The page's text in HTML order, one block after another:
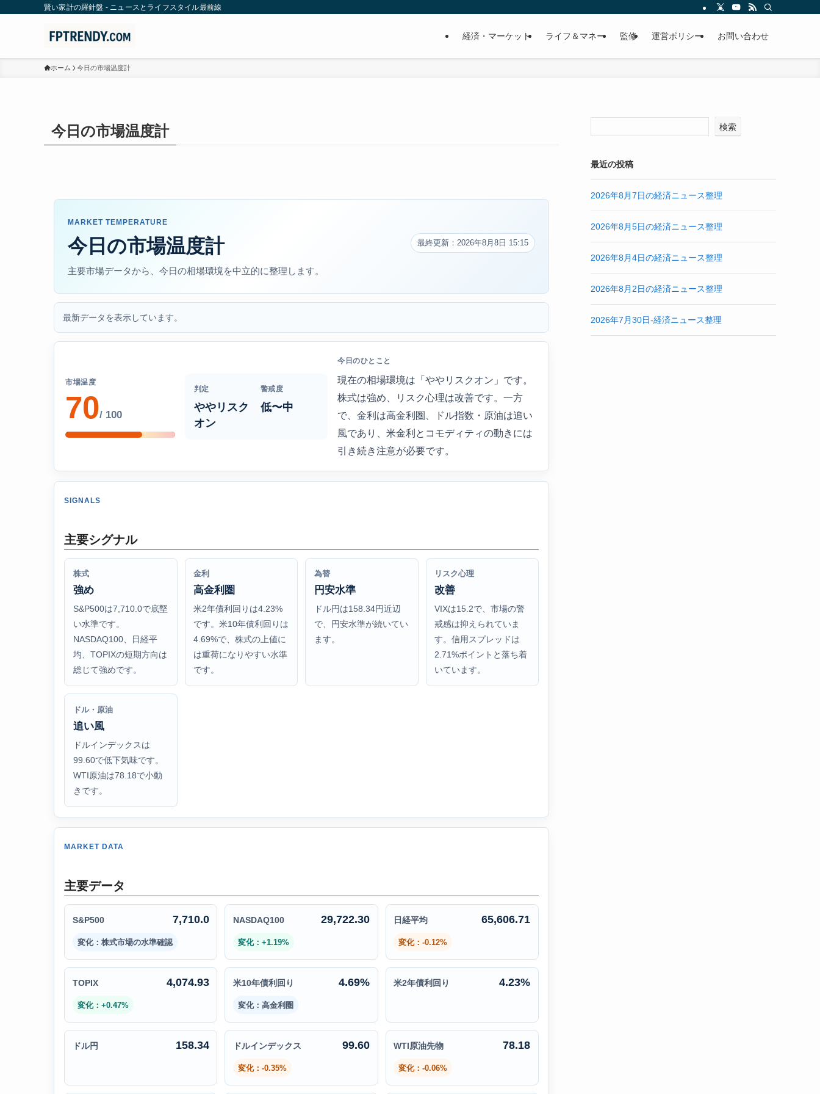
賢い家計の羅針盤 - ニュースとライフスタイル最前線
経済・マーケット ライフ＆マネー 監修 運営ポリシー お問い合わせ
ホーム 今日の市場温度計
今日の市場温度計
MARKET TEMPERATURE
今日の市場温度計
主要市場データから、今日の相場環境を中立的に整理します。
最終更新：2026年8月8日 15:15
最新データを表示しています。
市場温度
70/ 100
判定
ややリスク
オン
警戒度
低〜中
今日のひとこと
現在の相場環境は「ややリスクオン」です。
株式は強め、リスク心理は改善です。一方
で、金利は高金利圏、ドル指数・原油は追い
風であり、米金利とコモディティの動きには
引き続き注意が必要です。
SIGNALS
主要シグナル
株式
強め
S&P500は7,710.0で底堅
い水準です。
NASDAQ100、日経平
均、TOPIXの短期方向は
総じて強めです。
金利
高金利圏
米2年債利回りは4.23%
です。米10年債利回りは
4.69%で、株式の上値に
は重荷になりやすい水準
です。
為替
円安水準
ドル円は158.34円近辺
で、円安水準が続いてい
ます。
リスク心理
改善
VIXは15.2で、市場の警
戒感は抑えられていま
す。信用スプレッドは
2.71%ポイントと落ち着
いています。
ドル・原油
追い風
ドルインデックスは
99.60で低下気味です。
WTI原油は78.18で小動
きです。
MARKET DATA
主要データ
S&P500 7,710.0
変化：株式市場の水準確認
NASDAQ100 29,722.30
変化：+1.19%
日経平均 65,606.71
変化：-0.12%
TOPIX 4,074.93
変化：+0.47%
米10年債利回り 4.69%
変化：高金利圏
米2年債利回り 4.23%
ドル円 158.34 ドルインデックス 99.60
変化：-0.35%
WTI原油先物 78.18
変化：-0.06%
検索
最近の投稿
2026年8月7日の経済ニュース整理
2026年8月5日の経済ニュース整理
2026年8月4日の経済ニュース整理
2026年8月2日の経済ニュース整理
2026年7月30日-経済ニュース整理